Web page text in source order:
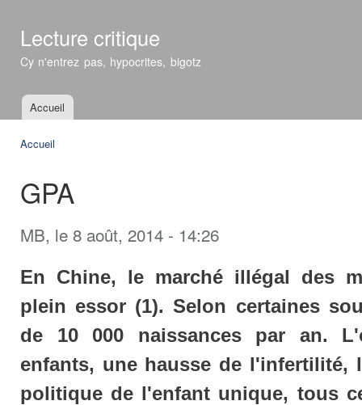
Lecture critique
Cy n'entrez pas, hypocrites, bigotz
Menu principal
Accueil
Accueil
GPA
MB, le 8 août, 2014 - 14:26
En Chine, le marché illégal des
plein essor (1). Selon certaines
de 10 000 naissances par an.
enfants, une hausse de l'infertilité,
politique de l'enfant unique, tous